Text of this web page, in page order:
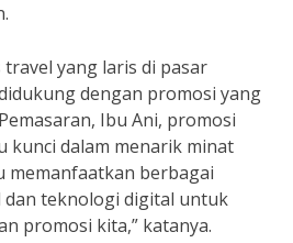
yang laris di pasar
dengan promosi yang
Ibu Ani, promosi
kunci dalam menarik minat
memanfaatkan berbagai
dan teknologi digital untuk
promosi kita,” katanya.